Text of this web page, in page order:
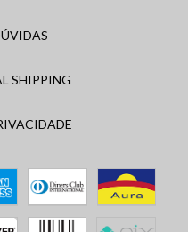
SHIPPING